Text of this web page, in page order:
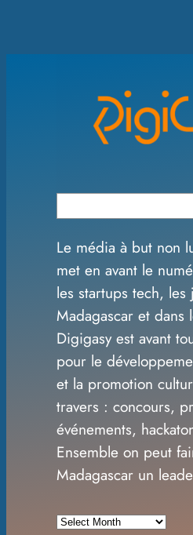
e
a
r
c
h
Le média à but non
met en avant le
les startups tech, les
Madagascar et dans
Digigasy est avant
pour le
et la promotion
travers : concours,
événements,
Ensemble on peut
Madagascar un
A